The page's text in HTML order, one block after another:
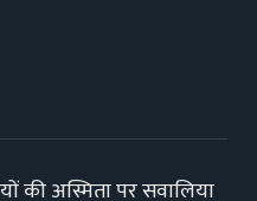
की अस्मिता पर सवालिया